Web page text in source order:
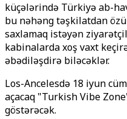
küçələrində Türkiyə ab-
bu nəhəng təşkilatdan
saxlamaq istəyən
kabinalarda xoş vaxt
əbədiləşdirə biləcəklər.
Los-Ancelesdə 18 iyun
açacaq "Turkish Vibe
göstərəcək.